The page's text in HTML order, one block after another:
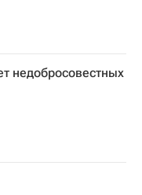
недобросовестных